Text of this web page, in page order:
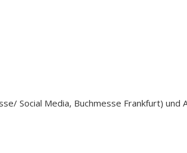
Social Media, Buchmesse Frankfurt)